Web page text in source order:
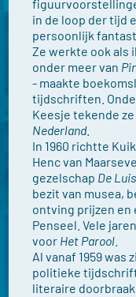
in de loop der tijd
persoonlijk
Ze werkte ook als
onder meer van
- maakte
tijdschriften.
Keesje tekende
Nederland.
In 1960 richtte
Henc van
gezelschap De Luis
bezit van musea,
ontving prijzen en
Penseel. Vele
voor Het Parool
Al vanaf 1959
politieke
literaire doorbraak